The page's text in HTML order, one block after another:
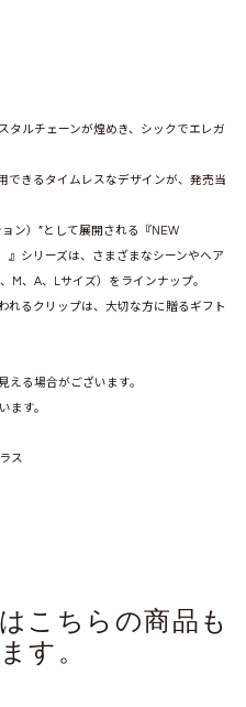
タルチェーンが煌めき、シックでエレガ
できるタイムレスなデザインが、発売当
ョン）”として展開される『NEW
』シリーズは、さまざまなシーンやヘア
M、A、Lサイズ）をラインナップ。
れるクリップは、大切な方に贈るギフト
る場合がございます。
ます。
ス
こちらの商品も
す。